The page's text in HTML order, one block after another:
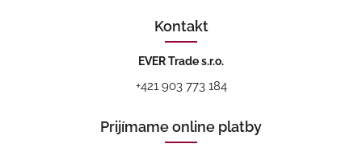
Kontakt
EVER Trade s.r.o.
+421 903 773 184
Prijímame online platby